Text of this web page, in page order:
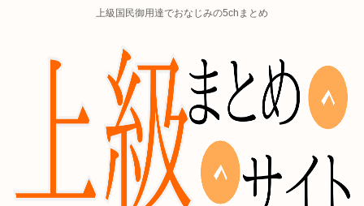
上級国民御用達でおなじみの5chまとめ